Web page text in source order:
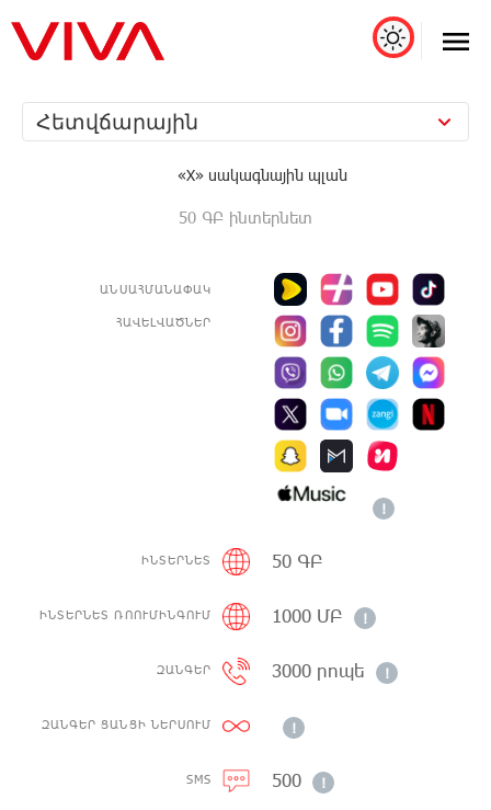
Հետվճարային
«X» սակագնային պլան
50 ԳԲ ինտերնետ
ԱՆՍԱՀՄԱՆԱՓԱԿ
ՀԱՎԵԼՎԱԾՆԵՐ
!
ԻՆՏԵՐՆԵՏ 50 ԳԲ
ԻՆՏԵՐՆԵՏ ՌՈՈՒՄԻՆԳՈՒՄ 1000 ՄԲ !
ԶԱՆԳԵՐ 3000 րոպե !
ԶԱՆԳԵՐ ՑԱՆՑԻ ՆԵՐՍՈՒՄ !
SMS 500 !